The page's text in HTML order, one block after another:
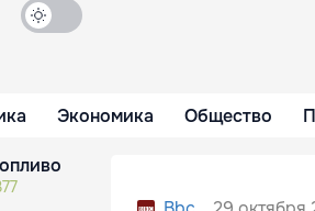
Экономика Общество